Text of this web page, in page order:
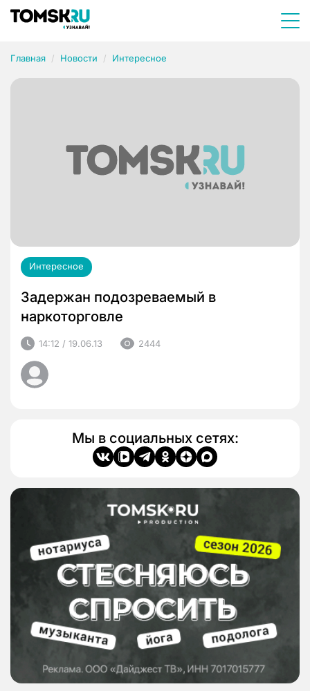
Главная Новости Интересное
Интересное
Задержан подозреваемый в
наркоторговле
14:12 / 19.06.13 2444
Мы в социальных сетях: